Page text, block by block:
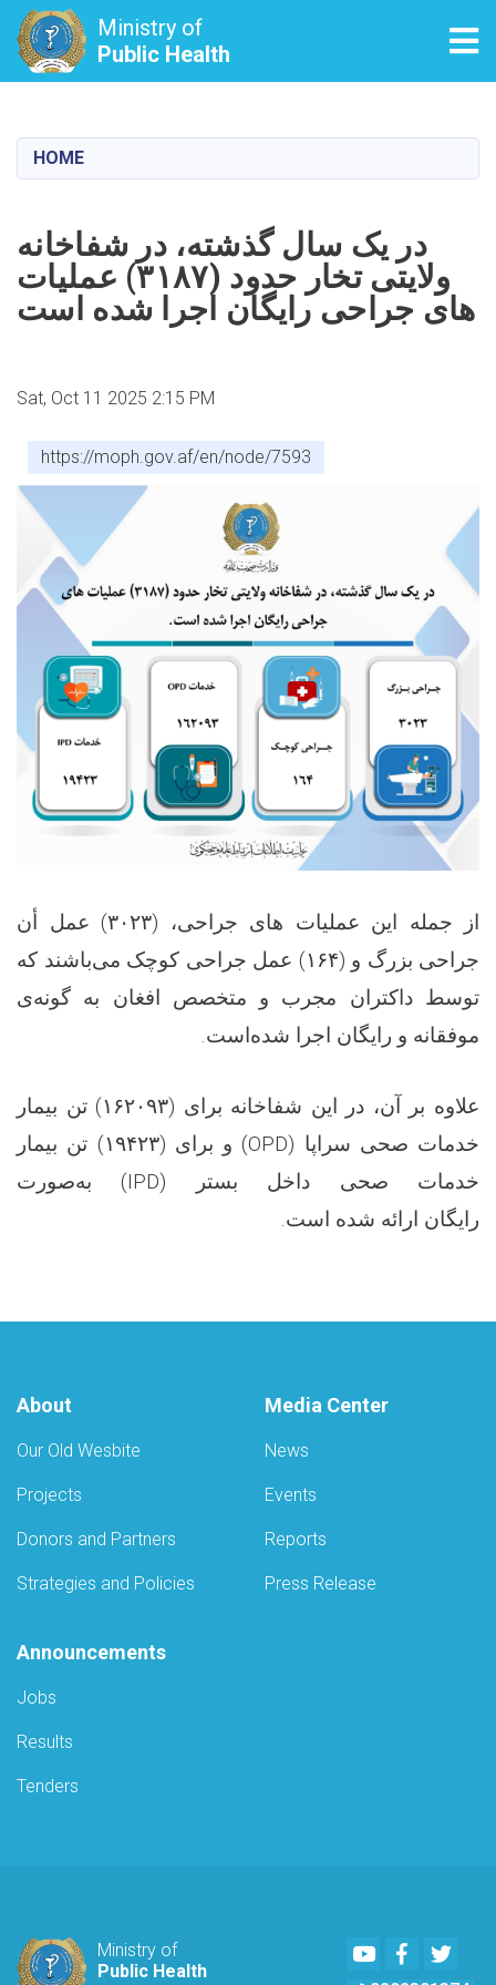
content
Ministry of
Public Health
HOME
در یک سال گذشته، در شفاخانه
ولایتی تخار حدود (۳۱۸۷) عملیات
های جراحی رایگان اجرا شده است
Sat, Oct 11 2025 2:15 PM
https://moph.gov.af/en/node/7593
از جمله این عملیات های جراحی‌، (۳۰۲۳)
عمل أن
جراحی بزرگ و (۱۶۴) عمل جراحی کوچک می‌باشند که
توسط داکتران مجرب و متخصص افغان به گونه‌ی
موفقانه و رایگان اجرا شده‌است.
علاوه بر آن، در این شفاخانه برای (۱۶۲۰۹۳)
تن بیمار
خدمات صحی سراپا (OPD) و برای (۱۹۴۲۳)
تن بیمار
خدمات صحی داخل بستر
(IPD) به‌صورت
رایگان ارائه شده است.
About
Our Old Wesbite
Projects
Donors and Partners
Strategies and Policies
Media Center
News
Events
Reports
Press Release
Announcements
Jobs
Results
Tenders
Ministry of
Public Health
YoutubeFacebook